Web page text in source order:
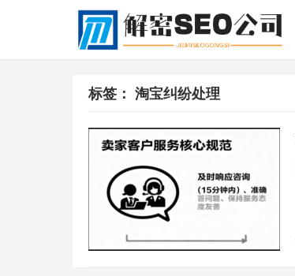
标签： 淘宝纠纷处理